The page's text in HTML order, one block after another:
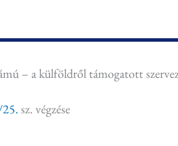
– a külföldről támogatott
sz. végzése